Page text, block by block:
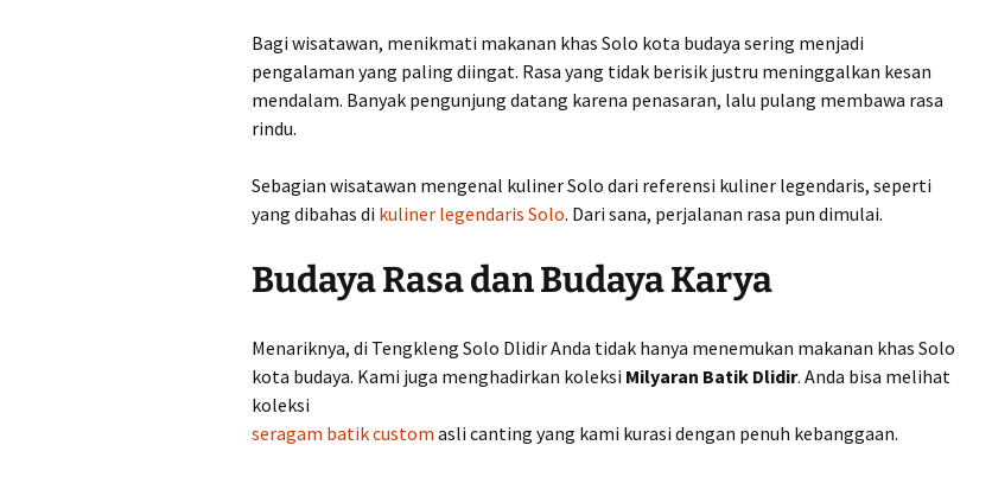
Bagi wisatawan, menikmati makanan khas Solo kota budaya sering menjadi
pengalaman yang paling diingat. Rasa yang tidak berisik justru meninggalkan kesan
mendalam. Banyak pengunjung datang karena penasaran, lalu pulang membawa rasa
rindu.
Sebagian wisatawan mengenal kuliner Solo dari referensi kuliner legendaris, seperti
yang dibahas di kuliner legendaris Solo. Dari sana, perjalanan rasa pun dimulai.
Budaya Rasa dan Budaya Karya
Menariknya, di Tengkleng Solo Dlidir Anda tidak hanya menemukan makanan khas Solo
kota budaya. Kami juga menghadirkan koleksi Milyaran Batik Dlidir. Anda bisa melihat
koleksi
seragam batik custom asli canting yang kami kurasi dengan penuh kebanggaan.